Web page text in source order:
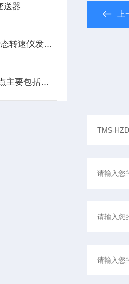
送器
新型DF9011精密瞬态转速仪发布，为工业转速监测带来革新
电涡流传感器的优点主要包括哪几点？